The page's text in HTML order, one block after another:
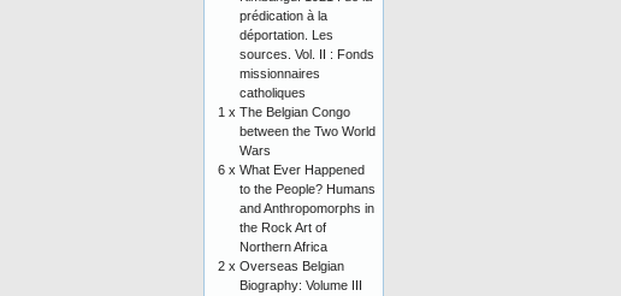
prédication à la
déportation. Les
sources. Vol. II : Fonds
missionnaires
catholiques
1 x The Belgian Congo
between the Two World
Wars
6 x What Ever Happened
to the People? Humans
and Anthropomorphs in
the Rock Art of
Northern Africa
2 x Overseas Belgian
Biography: Volume III